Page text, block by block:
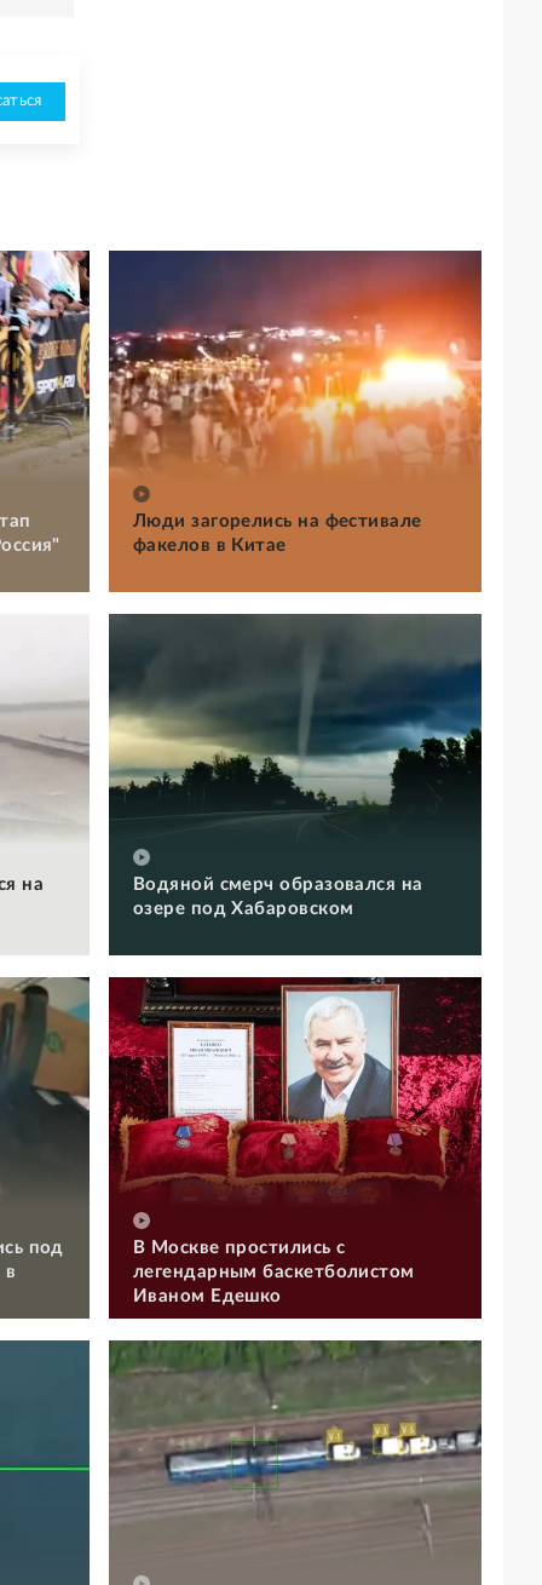
Люди загорелись на фестивале
факелов в Китае
на
Водяной смерч образовался на
озере под Хабаровском
под
в
В Москве простились с
легендарным баскетболистом
Иваном Едешко